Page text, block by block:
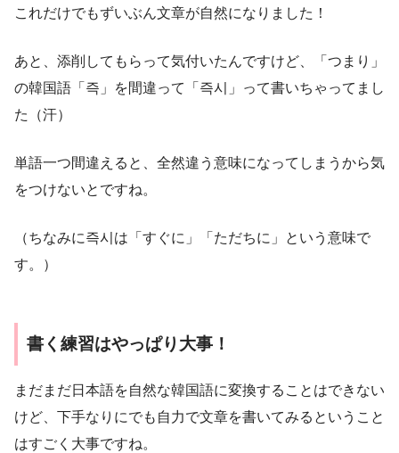
これだけでもずいぶん文章が自然になりました！
あと、添削してもらって気付いたんですけど、「つまり」
の韓国語「즉」を間違って「즉시」って書いちゃってまし
た（汗）
単語一つ間違えると、全然違う意味になってしまうから気
をつけないとですね。
（ちなみに즉시は「すぐに」「ただちに」という意味で
す。）
書く練習はやっぱり大事！
まだまだ日本語を自然な韓国語に変換することはできない
けど、下手なりにでも自力で文章を書いてみるということ
はすごく大事ですね。